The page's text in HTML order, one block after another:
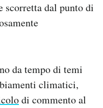
scorretta dal punto di
da tempo di temi
climatici,
di commento al